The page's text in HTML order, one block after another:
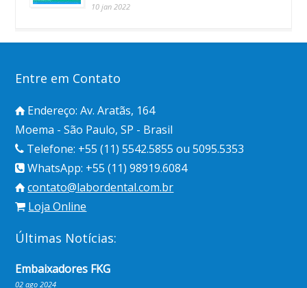
10 jan 2022
Entre em Contato
Endereço: Av. Aratãs, 164
Moema - São Paulo, SP - Brasil
Telefone: +55 (11) 5542.5855 ou 5095.5353
WhatsApp: +55 (11) 98919.6084
contato@labordental.com.br
Loja Online
Últimas Notícias:
Embaixadores FKG
02 ago 2024